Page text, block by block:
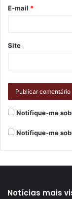
E-mail *
Site
Notifique-me
Notifique-me
Notícias mais